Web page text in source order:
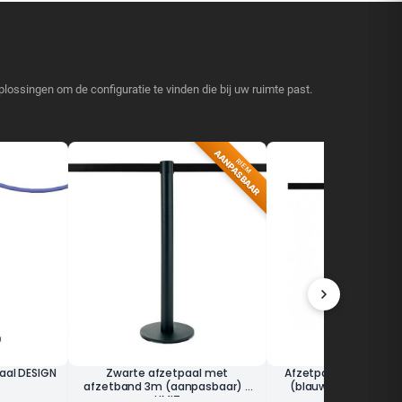
om de configuratie te vinden die bij uw ruimte past.
DESIGN
RIEM
AANPASBAAR
Zwarte afzetpaal met
afzetband 3m (aanpasbaar) -
Afzetpaal met
(blauw,